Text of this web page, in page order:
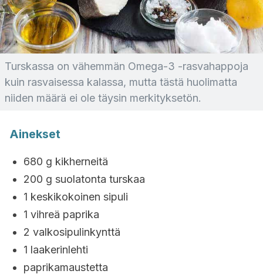
Turskassa on vähemmän Omega-3 -rasvahappoja
kuin rasvaisessa kalassa, mutta tästä huolimatta
niiden määrä ei ole täysin merkityksetön.
Ainekset
680 g kikherneitä
200 g suolatonta turskaa
1 keskikokoinen sipuli
1 vihreä paprika
2 valkosipulinkynttä
1 laakerinlehti
paprikamaustetta